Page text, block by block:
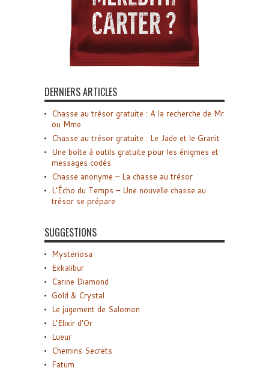
DERNIERS ARTICLES
Chasse au trésor gratuite : A la recherche de Mr
ou Mme
Chasse au trésor gratuite : Le Jade et le Granit
Une boîte à outils gratuite pour les énigmes et
messages codés
Chasse anonyme – La chasse au trésor
L’Écho du Temps – Une nouvelle chasse au
trésor se prépare
SUGGESTIONS
Mysteriosa
Exkalibur
Carine Diamond
Gold & Crystal
Le jugement de Salomon
L’Elixir d’Or
Lueur
Chemins Secrets
Fatum